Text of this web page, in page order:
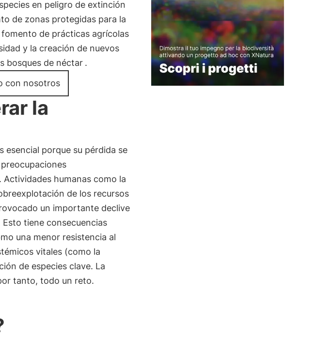
en peligro de extinción
de zonas protegidas para la
de prácticas agrícolas
y la creación de nuevos
bosques de néctar .
con nosotros
la
esencial porque su pérdida se
humanas como la
de los recursos
un importante declive
tiene consecuencias
una menor resistencia al
vitales (como la
de especies clave. La
tanto, todo un reto.